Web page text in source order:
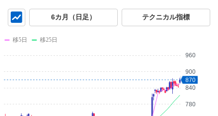
6カ月（日足） テクニカル指標
780
840
900
960
870
移5日 移25日